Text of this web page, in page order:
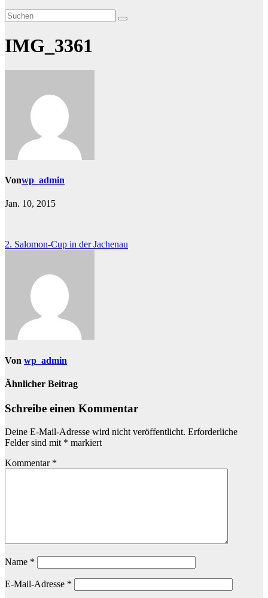
IMG_3361
Vonwp_admin
Jan. 10, 2015
Beitragsnavigation
2. Salomon-Cup in der Jachenau
Von wp_admin
Ähnlicher Beitrag
Schreibe einen Kommentar
Deine E-Mail-Adresse wird nicht veröffentlicht. Erforderliche
Felder sind mit * markiert
Kommentar *
Name *
E-Mail-Adresse *